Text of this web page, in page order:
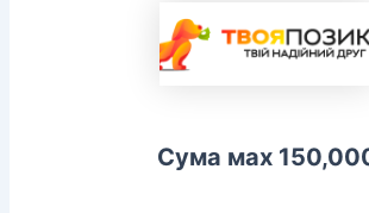
Сума мах